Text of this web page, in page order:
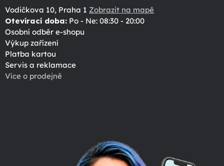
Vodičkova 10, Praha 1 Zobrazit na mapě
Otevírací doba: Po - Ne: 08:30 - 20:00
Osobní odběr e-shopu
Výkup zařízení
Platba kartou
Servis a reklamace
Více o prodejně